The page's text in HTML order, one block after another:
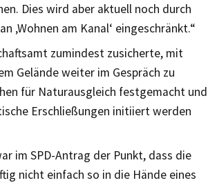
Dies wird aber aktuell noch durch
‚Wohnen am Kanal‘ eingeschränkt.“
zumindest zusicherte, mit
Gelände weiter im Gespräch zu
für Naturausgleich festgemacht und
Erschließungen initiiert werden
im SPD-Antrag der Punkt, dass die
nicht einfach so in die Hände eines